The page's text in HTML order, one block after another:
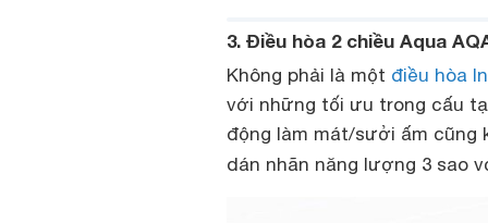
3. Điều hòa 2 chiều Aqua
Không phải là một điều hòa
với những tối ưu trong cấu
động làm mát/sưởi ấm cũng
dán nhãn năng lượng 3 sao